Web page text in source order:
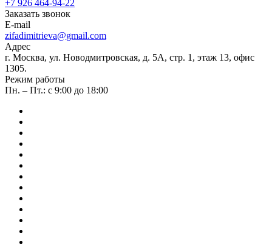
+7 926 464-94-22
Заказать звонок
E-mail
zifadimitrieva@gmail.com
Адрес
г. Москва, ул. Новодмитровская, д. 5А, стр. 1, этаж 13, офис
1305.
Режим работы
Пн. – Пт.: с 9:00 до 18:00